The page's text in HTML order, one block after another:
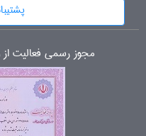
مجوز رسمی فعالیت